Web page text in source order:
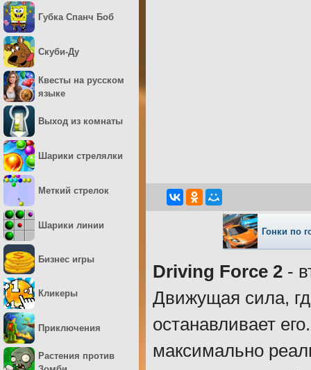
Гонки по
Driving Force 2 -
Движущая сила,
останавливает
максимально
Губка Спанч Боб
Скуби-Ду
Квесты на русском
языке
Выход из комнаты
Шарики стрелялки
Меткий стрелок
Шарики линии
Бизнес игры
Кликеры
Приключения
Растения против